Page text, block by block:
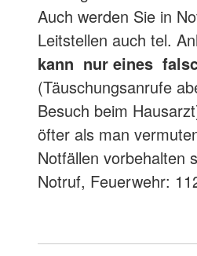
Auch werden Sie in
Leitstellen auch tel.
kann nur eines
(Täuschungsanrufe
Besuch beim
öfter als man
Notfällen vorbehalten
Notruf, Feuerwehr: